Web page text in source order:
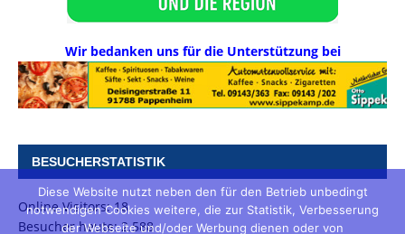
Wir bedanken uns für die Unterstützung bei
BESUCHERSTATISTIK
Online Visitors:18
Besucher heute:2.588
Diese Website nutzt neben den für den Betrieb unbedingt
notwendigen Cookies weitere, die zur Statistik, Verbesserung
der Webseite und/oder Werbung dienen oder von